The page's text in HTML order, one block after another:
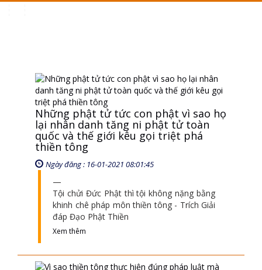
Những phật tử tức con phật vì sao họ
lại nhân danh tăng ni phật tử toàn
quốc và thế giới kêu gọi triệt phá
thiền tông
Ngày đăng : 16-01-2021 08:01:45
Tội chửi Đức Phật thì tội không nặng bằng
khinh chê pháp môn thiền tông - Trích Giải
đáp Đạo Phật Thiền
Xem thêm
Vì sao thiền tông thực hiện đúng
pháp luật mà chỉ tồn tại 100 năm
Ngày đăng : 23-01-2021 11:01:36